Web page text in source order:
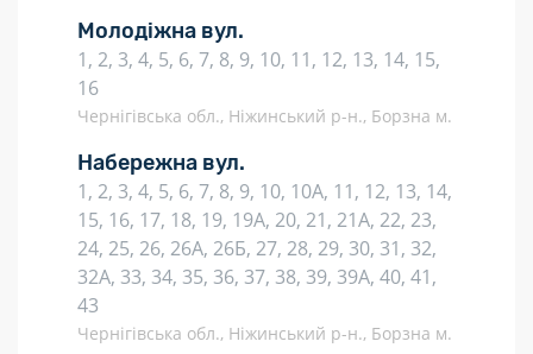
Молодіжна вул.
1, 2, 3, 4, 5, 6, 7, 8, 9, 10, 11, 12, 13, 14, 15,
16
Чернігівська обл., Ніжинський р-н., Борзна м.
Набережна вул.
1, 2, 3, 4, 5, 6, 7, 8, 9, 10, 10А, 11, 12, 13, 14,
15, 16, 17, 18, 19, 19А, 20, 21, 21А, 22, 23,
24, 25, 26, 26А, 26Б, 27, 28, 29, 30, 31, 32,
32А, 33, 34, 35, 36, 37, 38, 39, 39А, 40, 41,
43
Чернігівська обл., Ніжинський р-н., Борзна м.